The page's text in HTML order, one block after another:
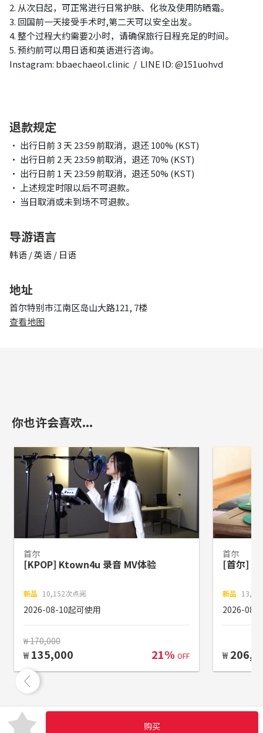
2. 从次日起，可正常进行日常护肤、化妆及使用防晒霜。
3. 回国前一天接受手术时,第二天可以安全出发。
4. 整个过程大约需要2小时，请确保旅行日程充足的时间。
5. 预约前可以用日语和英语进行咨询。
Instagram: bbaechaeol.clinic / LINE ID: @151uohvd
退款规定
• 出行日前 3 天 23:59 前取消，退还 100% (KST)
• 出行日前 2 天 23:59 前取消，退还 70% (KST)
• 出行日前 1 天 23:59 前取消，退还 50% (KST)
• 上述规定时限以后不可退款。
• 当日取消或未到场不可退款。
导游语言
韩语 / 英语 / 日语
地址
首尔特别市江南区岛山大路121, 7楼
查看地图
你也许会喜欢...
首尔
[KPOP] Ktown4u 录音 MV体验
新品 10,152次点阅
2026-08-10起可使用
₩ 170,000
₩ 135,000 21% OFF
首尔
[首尔]
新品
2026-08-
₩
购买